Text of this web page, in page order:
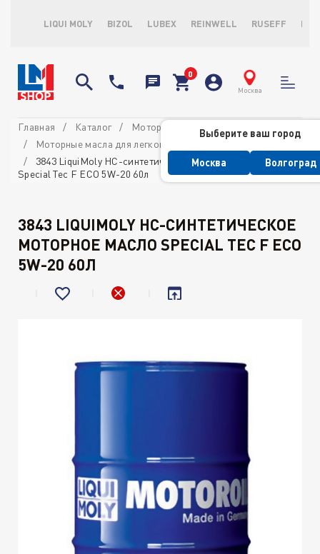
LIQUI MOLY BIZOL LUBEX REINWELL RUSEFF
Москва
Выберите ваш город
Москва Волгоград
Главная Каталог
Моторные масла
Моторные масла для легковых автомобилей
3843 LiquiMoly НС-синтетическое моторное масло
Special Tec F ECO 5W-20 60л
3843 LIQUIMOLY НС-СИНТЕТИЧЕСКОЕ
МОТОРНОЕ МАСЛО SPECIAL TEC F ECO
5W-20 60Л